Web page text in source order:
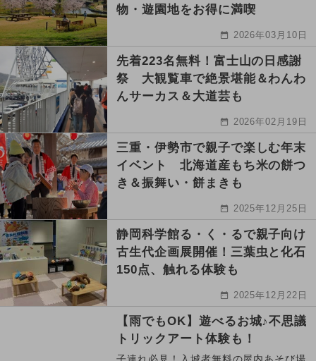
物・遊園地をお得に満喫
2026年03月10日
先着223名無料！富士山の日感謝
祭 大観覧車で絶景堪能＆わんわ
んサーカス＆大道芸も
2026年02月19日
三重・伊勢市で親子で楽しむ年末
イベント 北海道産もち米の餅つ
き＆振舞い・餅まきも
2025年12月25日
静岡科学館る・く・るで親子向け
古生代企画展開催！三葉虫と化石
150点、触れる体験も
2025年12月22日
【雨でもOK】遊べるお城♪不思議
トリックアート体験も！